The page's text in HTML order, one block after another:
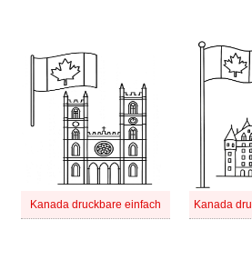
Kanada druckbare einfach